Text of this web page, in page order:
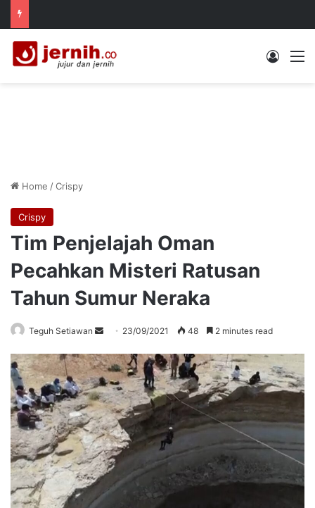
Log In
Home /Crispy
Crispy
Tim Penjelajah Oman
Pecahkan Misteri Ratusan
Tahun Sumur Neraka
Teguh Setiawan
Send
email
23/09/2021 48 2 minutes read